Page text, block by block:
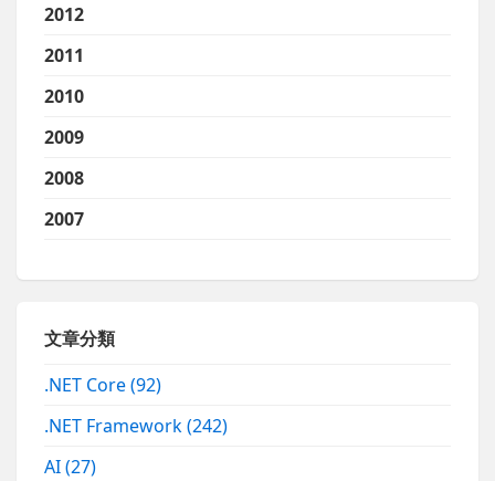
2012
2011
2010
2009
2008
2007
文章分類
.NET Core(92)
.NET Framework(242)
AI(27)